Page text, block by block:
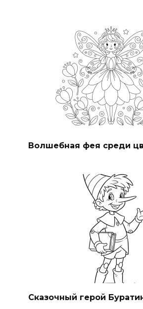
Волшебная фея среди
Сказочный герой